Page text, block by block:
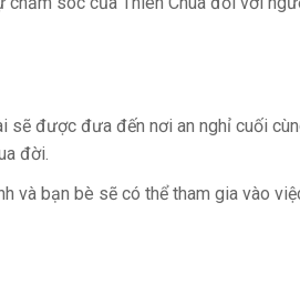
sẽ được đưa đến nơi an nghỉ cuối
đời.
và bạn bè sẽ có thể tham gia vào